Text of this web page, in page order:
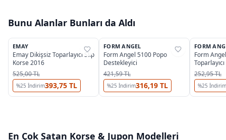
Bunu Alanlar Bunları da Aldı
%32
EMAY
Emay Dikişsiz Toparlayıcı Slip
Korse 2016
525,00 TL
%25 İndirim393,75 TL
%39
FORM ANGEL
Form Angel 5100 Popo
Destekleyici
421,59 TL
%25 İndirim316,19 TL
%39
FORM
Form
252,95 TL
%25 İndirim
En Çok Satan Korse & Jupon Modelleri